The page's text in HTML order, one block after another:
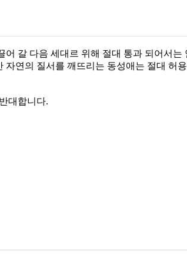
갈 다음 세대르 위해 절대 통과 되어서는
연의 질서를 깨뜨리는 동성애는 절대 허
대합니다.